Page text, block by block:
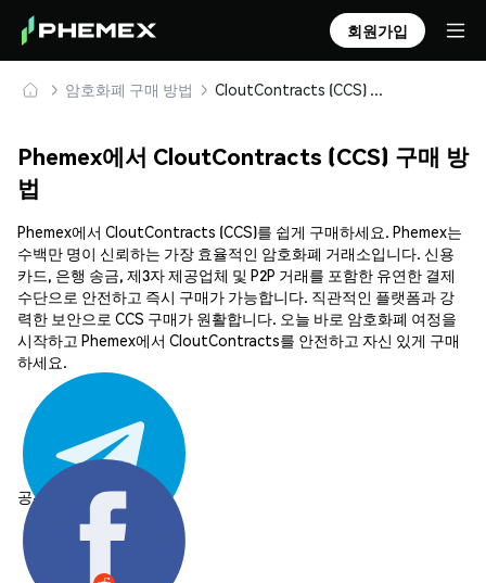
회원가입
암호화폐 구매 방법 CloutContracts (CCS) 안전하게 구매 및 보관
Phemex에서 CloutContracts (CCS) 구매 방
법
Phemex에서 CloutContracts (CCS)를 쉽게 구매하세요. Phemex는
수백만 명이 신뢰하는 가장 효율적인 암호화폐 거래소입니다. 신용
카드, 은행 송금, 제3자 제공업체 및 P2P 거래를 포함한 유연한 결제
수단으로 안전하고 즉시 구매가 가능합니다. 직관적인 플랫폼과 강
력한 보안으로 CCS 구매가 원활합니다. 오늘 바로 암호화폐 여정을
시작하고 Phemex에서 CloutContracts를 안전하고 자신 있게 구매
하세요.
공유하기: